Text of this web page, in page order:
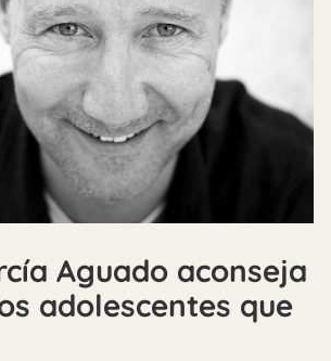
Aguado aconseja
adolescentes que